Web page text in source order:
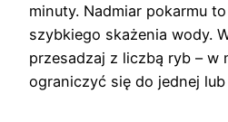
minuty. Nadmiar pokarmu
szybkiego skażenia wody.
przesadzaj z liczbą ryb – w
ograniczyć się do jednej